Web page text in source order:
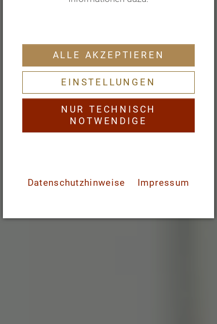
ALLE AKZEPTIEREN
EINSTELLUNGEN
NUR TECHNISCH
NOTWENDIGE
Datenschutzhinweise Impressum